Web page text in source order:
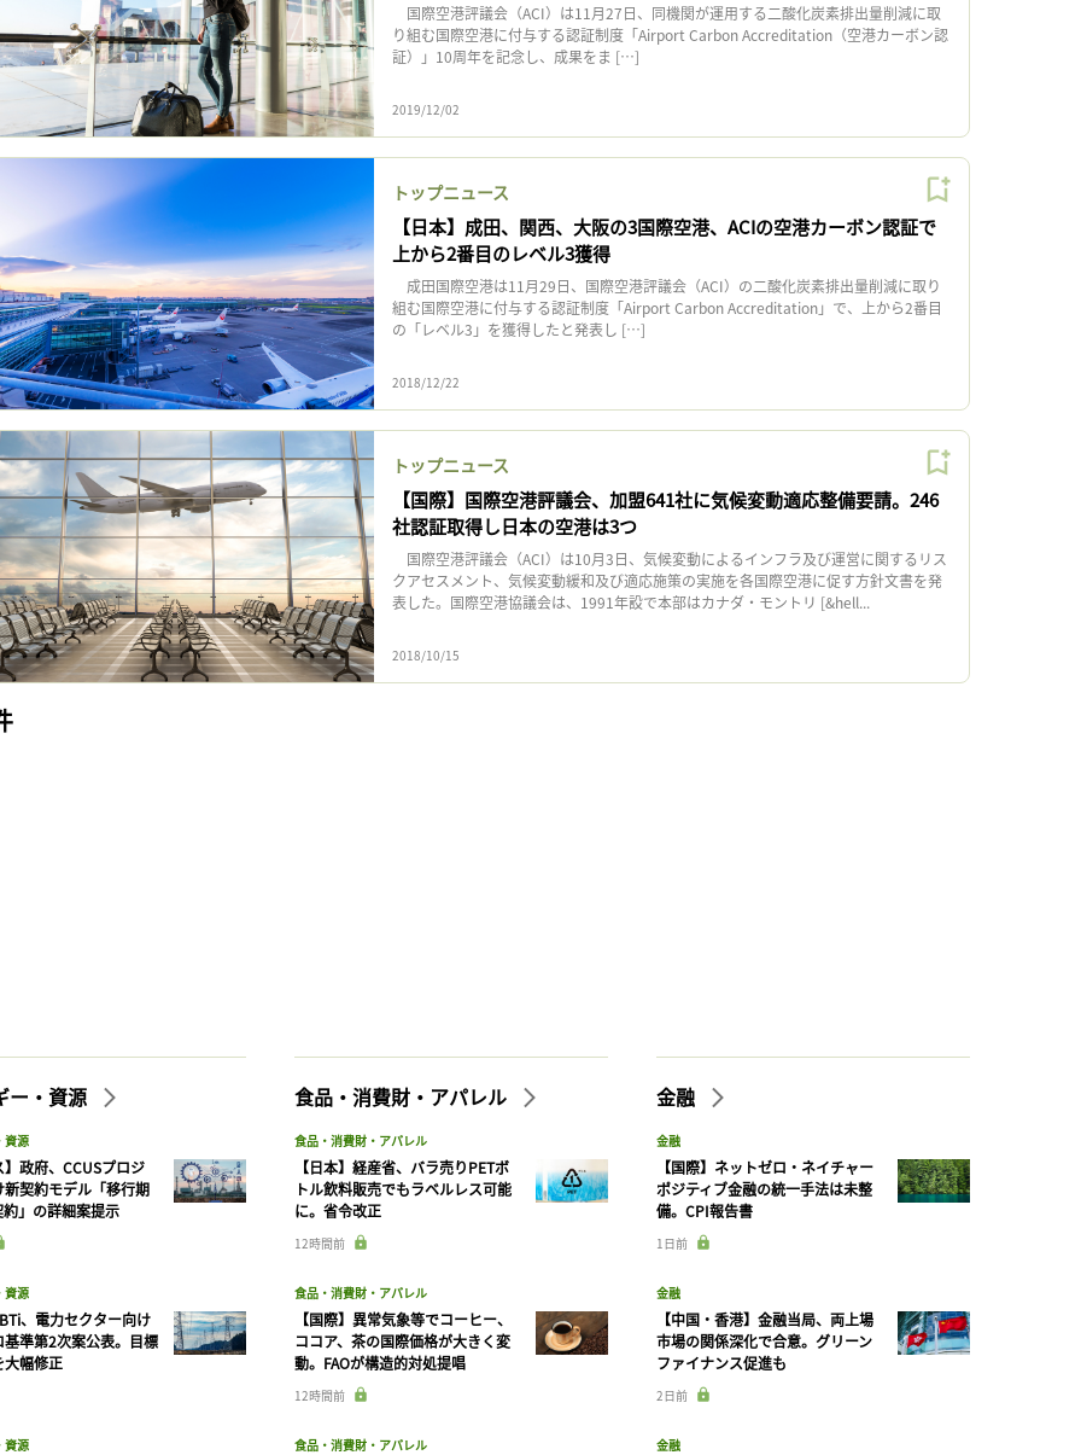
国際空港評議会（ACI）は11月27日、同機関が運用する二酸化炭素排出量削減に取
り組む国際空港に付与する認証制度「Airport Carbon Accreditation（空港カーボン認
証）」10周年を記念し、成果をま […]
2019/12/02
トップニュース
【日本】成田、関西、大阪の3国際空港、ACIの空港カーボン認証で
上から2番目のレベル3獲得
成田国際空港は11月29日、国際空港評議会（ACI）の二酸化炭素排出量削減に取り
組む国際空港に付与する認証制度「Airport Carbon Accreditation」で、上から2番目
の「レベル3」を獲得したと発表し […]
2018/12/22
トップニュース
【国際】国際空港評議会、加盟641社に気候変動適応整備要請。246
社認証取得し日本の空港は3つ
国際空港評議会（ACI）は10月3日、気候変動によるインフラ及び運営に関するリス
クアセスメント、気候変動緩和及び適応施策の実施を各国際空港に促す方針文書を発
表した。国際空港協議会は、1991年設で本部はカナダ・モントリ [&hell...
2018/10/15
ー・資源
資源
政府、CCUSプロジ
新契約モデル「移行期
」の詳細案提示
資源
、電力セクター向け
基準第2次案公表。目標
大幅修正
資源
食品・消費財・アパレル
食品・消費財・アパレル
【日本】経産省、バラ売りPETボ
トル飲料販売でもラベルレス可能
に。省令改正
12時間前
食品・消費財・アパレル
【国際】異常気象等でコーヒー、
ココア、茶の国際価格が大きく変
動。FAOが構造的対処提唱
12時間前
食品・消費財・アパレル
金融
金融
【国際】ネットゼロ・ネイチャー
ポジティブ金融の統一手法は未整
備。CPI報告書
1日前
金融
【中国・香港】金融当局、両上場
市場の関係深化で合意。グリーン
ファイナンス促進も
2日前
金融